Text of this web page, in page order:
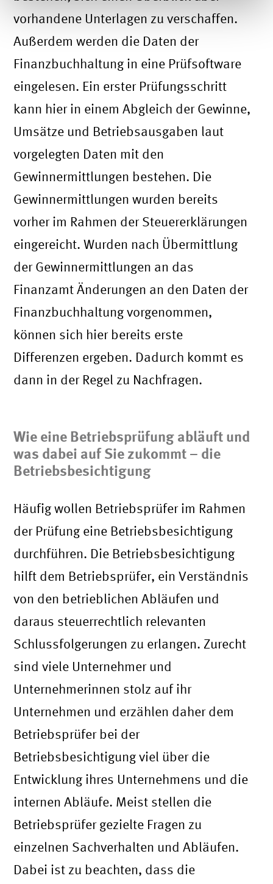
vorhandene Unterlagen zu verschaffen.
Außerdem werden die Daten der
Finanzbuchhaltung in eine Prüfsoftware
eingelesen. Ein erster Prüfungsschritt
kann hier in einem Abgleich der Gewinne,
Umsätze und Betriebsausgaben laut
vorgelegten Daten mit den
Gewinnermittlungen bestehen. Die
Gewinnermittlungen wurden bereits
vorher im Rahmen der Steuererklärungen
eingereicht. Wurden nach Übermittlung
der Gewinnermittlungen an das
Finanzamt Änderungen an den Daten der
Finanzbuchhaltung vorgenommen,
können sich hier bereits erste
Differenzen ergeben. Dadurch kommt es
dann in der Regel zu Nachfragen.
Wie eine Betriebsprüfung abläuft und
was dabei auf Sie zukommt – die
Betriebsbesichtigung
Häufig wollen Betriebsprüfer im Rahmen
der Prüfung eine Betriebsbesichtigung
durchführen. Die Betriebsbesichtigung
hilft dem Betriebsprüfer, ein Verständnis
von den betrieblichen Abläufen und
daraus steuerrechtlich relevanten
Schlussfolgerungen zu erlangen. Zurecht
sind viele Unternehmer und
Unternehmerinnen stolz auf ihr
Unternehmen und erzählen daher dem
Betriebsprüfer bei der
Betriebsbesichtigung viel über die
Entwicklung ihres Unternehmens und die
internen Abläufe. Meist stellen die
Betriebsprüfer gezielte Fragen zu
einzelnen Sachverhalten und Abläufen.
Dabei ist zu beachten, dass die